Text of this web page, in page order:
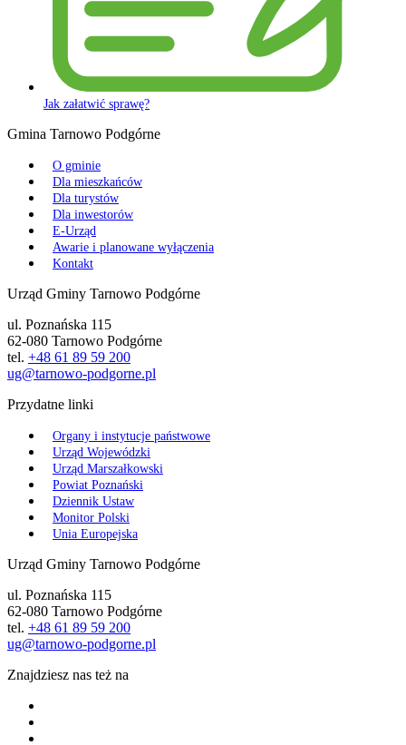
Jak załatwić sprawę?
Gmina Tarnowo Podgórne
O gminie
Dla mieszkańców
Dla turystów
Dla inwestorów
E-Urząd
Awarie i planowane wyłączenia
Kontakt
Urząd Gminy Tarnowo Podgórne
ul. Poznańska 115
62-080 Tarnowo Podgórne
tel. +48 61 89 59 200
ug@tarnowo-podgorne.pl
Przydatne linki
Organy i instytucje państwowe
Urząd Wojewódzki
Urząd Marszałkowski
Powiat Poznański
Dziennik Ustaw
Monitor Polski
Unia Europejska
Urząd Gminy Tarnowo Podgórne
ul. Poznańska 115
62-080 Tarnowo Podgórne
tel. +48 61 89 59 200
ug@tarnowo-podgorne.pl
Znajdziesz nas też na